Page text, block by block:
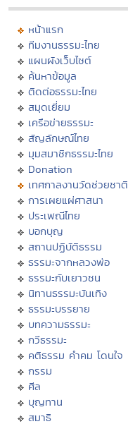
หน้าแรก
ทีมงานธรรมะไทย
แผนผังเว็บไซต์
ค้นหาข้อมูล
ติดต่อธรรมะไทย
สมุดเยี่ยม
เครือข่ายธรรมะ
สัญลักษณ์ไทย
มุมสมาชิกธรรมะไทย
Donation
เทศกาลงานวัดช่วยชาติ
การเผยแผ่ศาสนา
ประเพณีไทย
บอกบุญ
สถานปฏิบัติธรรม
ธรรมะจากหลวงพ่อ
ธรรมะกับเยาวชน
นิทานธรรมะบันเทิง
ธรรมะบรรยาย
บทความธรรมะ
กวีธรรมะ
คติธรรม คำคม โดนใจ
กรรม
ศีล
บุญทาน
สมาธิ